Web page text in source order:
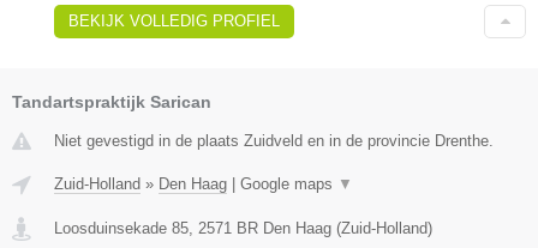
BEKIJK VOLLEDIG PROFIEL
Tandartspraktijk Sarican
Niet gevestigd in de plaats Zuidveld en in de provincie Drenthe.
Zuid-Holland » Den Haag Google maps ▼
Loosduinsekade 85, 2571 BR Den Haag (Zuid-Holland)